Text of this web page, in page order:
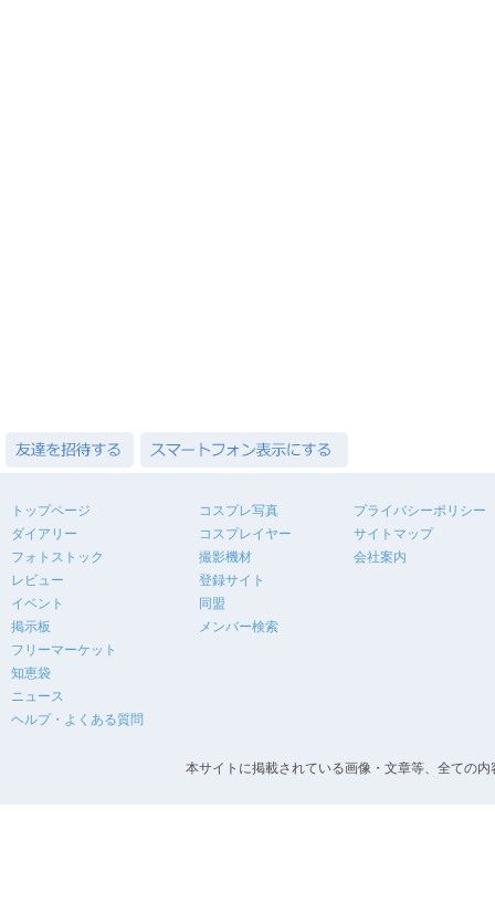
トップページ
ダイアリー
フォトストック
レビュー
イベント
掲示板
フリーマーケット
知恵袋
ニュース
ヘルプ・よくある質問
コスプレ写真
コスプレイヤー
撮影機材
登録サイト
同盟
メンバー検索
プライバシーポリシー
サイトマップ
会社案内
本サイトに掲載されている画像・文章等、全ての